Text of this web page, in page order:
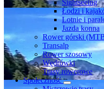
Sightseeing
Łodzi i
Lotnie i
Jazda konna
Rower górski
Transalp
Rower szosowy
Wędrówki
Trasy rowerowe
Społeczność